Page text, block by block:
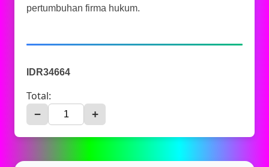
pertumbuhan firma hukum.
IDR34664
Total:
− +